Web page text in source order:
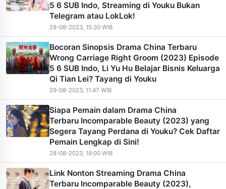
5 6 SUB Indo, Streaming di Youku Bukan
Telegram atau LokLok!
29-08-2023, 15:30 WIB
Bocoran Sinopsis Drama China Terbaru
Wrong Carriage Right Groom (2023) Episode
5 6 SUB Indo, Li Yu Hu Belajar Bisnis Keluarga
Qi Tian Lei? Tayang di Youku
29-08-2023, 11:47 WIB
Siapa Pemain dalam Drama China
Terbaru Incomparable Beauty (2023) yang
Segera Tayang Perdana di Youku? Cek Daftar
Pemain Lengkap di Sini!
28-08-2023, 19:00 WIB
Link Nonton Streaming Drama China
Terbaru Incomparable Beauty (2023),